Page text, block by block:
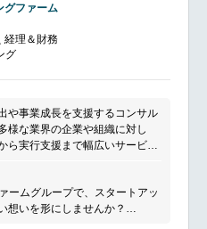
グファーム
経理＆財務
グ
や事業成長を支援するコンサル
様な業界の企業や組織に対し
ら実行支援まで幅広いサービス
関係者との連携を通じて、新た
成長の実現に貢献しています。
ームグループで、スタートアッ
想いを形にしませんか？